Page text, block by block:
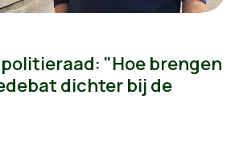
politieraad: "Hoe brengen
dichter bij de